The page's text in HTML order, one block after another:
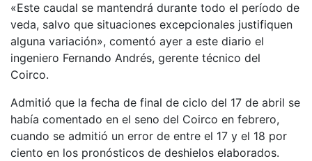
«Este caudal se mantendrá durante todo el período de
veda, salvo que situaciones excepcionales justifiquen
alguna variación», comentó ayer a este diario el
ingeniero Fernando Andrés, gerente técnico del
Coirco.
Admitió que la fecha de final de ciclo del 17 de abril se
había comentado en el seno del Coirco en febrero,
cuando se admitió un error de entre el 17 y el 18 por
ciento en los pronósticos de deshielos elaborados.